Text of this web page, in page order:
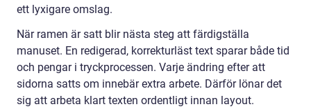
ett lyxigare omslag.
När ramen är satt blir nästa steg att färdigställa
manuset. En redigerad, korrekturläst text sparar både tid
och pengar i tryckprocessen. Varje ändring efter att
sidorna satts om innebär extra arbete. Därför lönar det
sig att arbeta klart texten ordentligt innan layout.